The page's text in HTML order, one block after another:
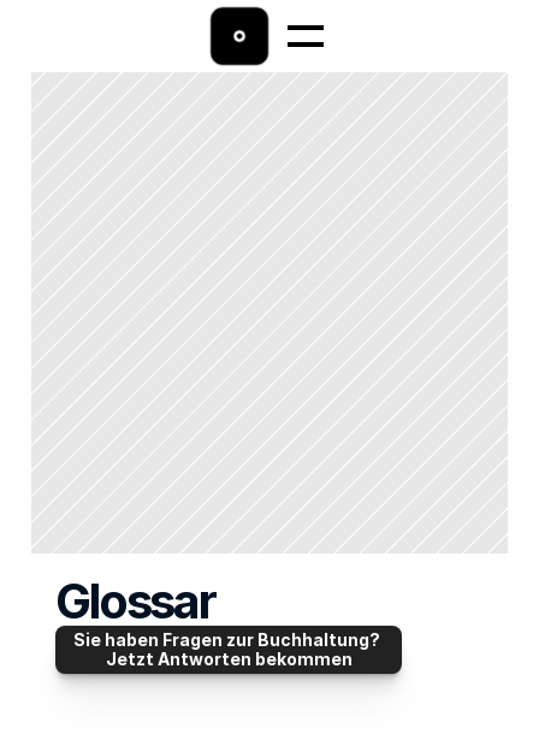
Glossar
Sie haben Fragen zur Buchhaltung?
Jetzt Antworten bekommen